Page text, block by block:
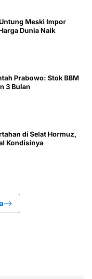
Meski Impor
Dunia Naik
Prabowo: Stok BBM
3 Bulan
di Selat Hormuz,
Kondisinya